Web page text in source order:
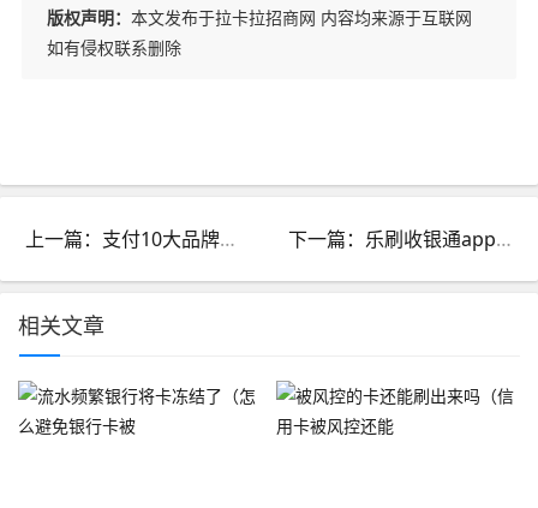
版权声明： 本文发布于拉卡拉招商网 内容均来源于互联网
如有侵权联系删除
上一篇：支付10大品牌排行榜_支付行业排行榜 下一篇：乐刷收银通app提现_乐刷收银通代理政策
相关文章